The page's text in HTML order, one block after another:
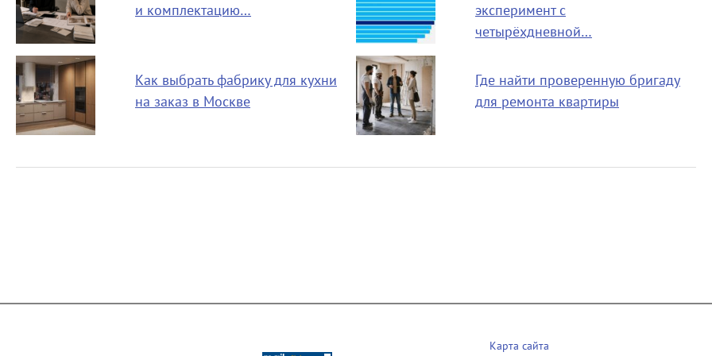
и комплектацию…
эксперимент с
четырёхдневной…
Как выбрать фабрику для кухни
на заказ в Москве
Где найти проверенную бригаду
для ремонта квартиры
Карта сайта